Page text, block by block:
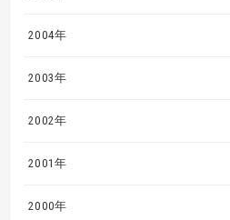
2004年
2003年
2002年
2001年
2000年